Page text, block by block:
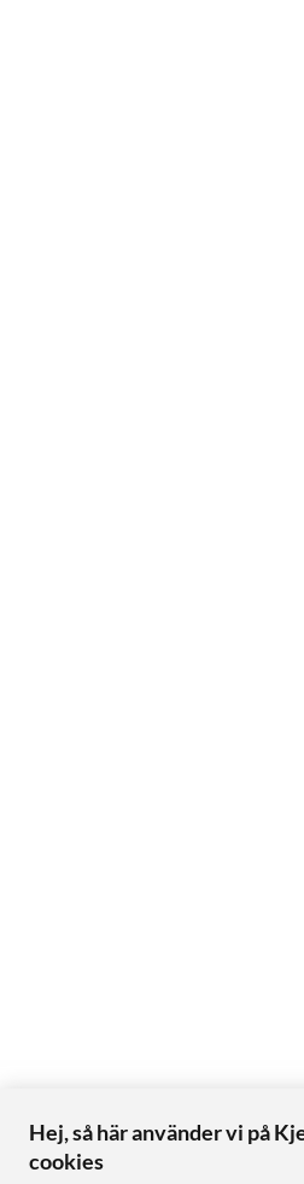
Hej, så här använder vi på
cookies